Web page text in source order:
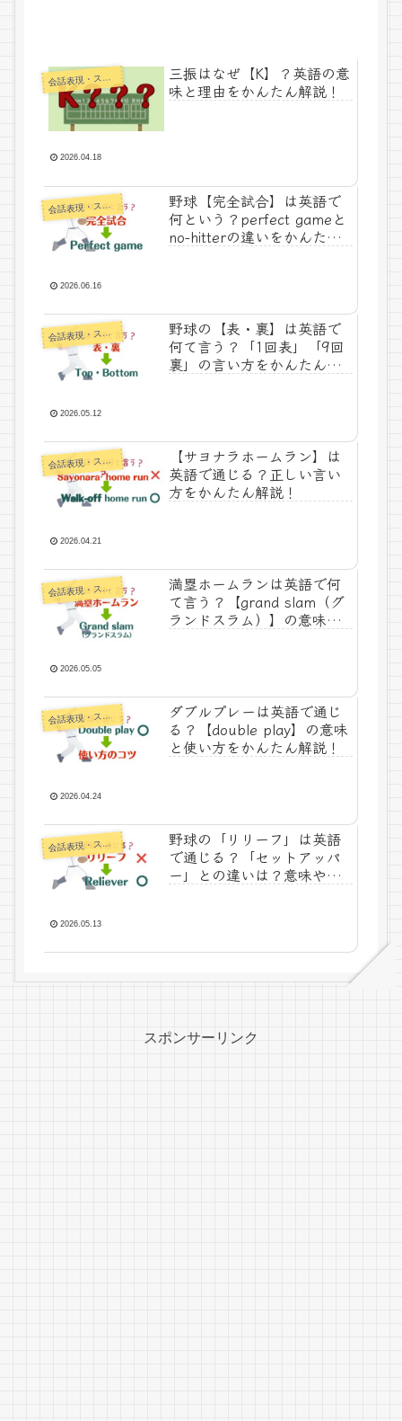
会話表現・スラング・ことわざ
三振はなぜ【K】？英語の意
味と理由をかんたん解説！
2026.04.18
会話表現・スラング・ことわざ
野球【完全試合】は英語で
何という？perfect gameと
no-hitterの違いをかんたん
2026.06.16
会話表現・スラング・ことわざ
野球の【表・裏】は英語で
何て言う？「1回表」「9回
裏」の言い方をかんたん解
2026.05.12
会話表現・スラング・ことわざ
【サヨナラホームラン】は
英語で通じる？正しい言い
方をかんたん解説！
2026.04.21
会話表現・スラング・ことわざ
満塁ホームランは英語で何
て言う？【grand slam（グ
ランドスラム）】の意味を
2026.05.05
会話表現・スラング・ことわざ
ダブルプレーは英語で通じ
る？【double play】の意味
と使い方をかんたん解説！
2026.04.24
会話表現・スラング・ことわざ
野球の「リリーフ」は英語
で通じる？「セットアッパ
ー」との違いは？意味や使
2026.05.13
スポンサーリンク